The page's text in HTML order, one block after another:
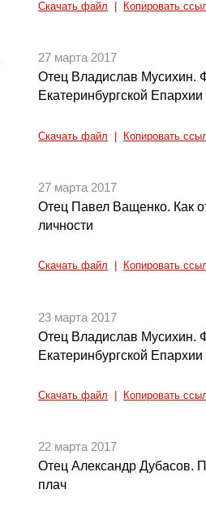
Скачать файл Копировать
27 марта 2017
Отец Владислав Мусихин.
Екатеринбургской Епархии
Скачать файл Копировать
27 марта 2017
Отец Павел Ващенко. Как
личности
Скачать файл Копировать
23 марта 2017
Отец Владислав Мусихин.
Екатеринбургской Епархии
Скачать файл Копировать
22 марта 2017
Отец Александр Дубасов.
плач